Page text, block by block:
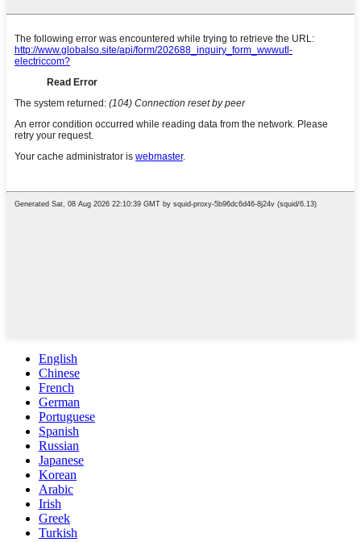
English
Chinese
French
German
Portuguese
Spanish
Russian
Japanese
Korean
Arabic
Irish
Greek
Turkish